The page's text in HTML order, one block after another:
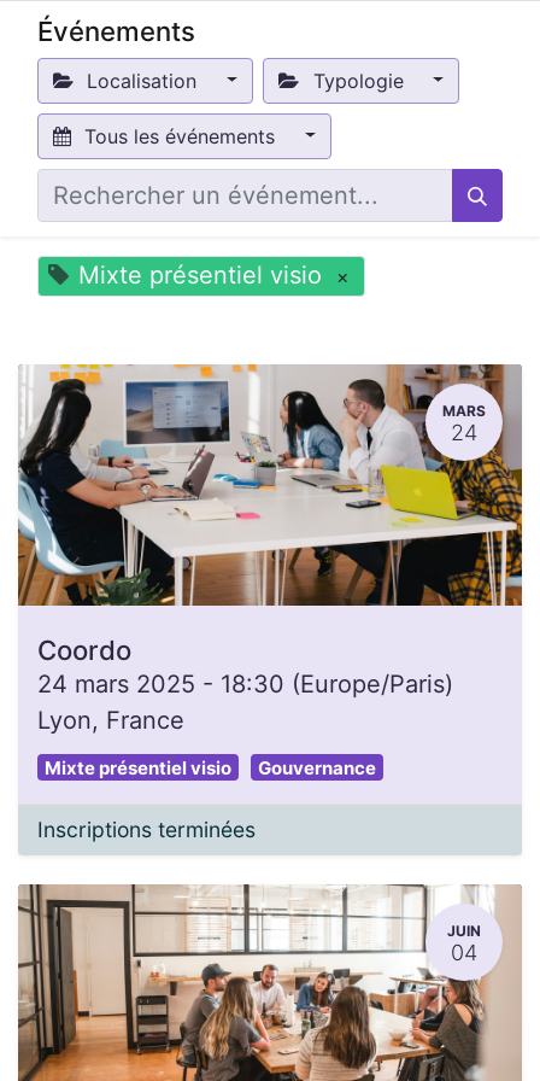
Événements
Localisation Typologie
Tous les événements
Mixte présentiel visio ×
MARS
24
Coordo
24 mars 2025 - 18:30 (Europe/Paris)
Lyon, France
Mixte présentiel visio Gouvernance
Inscriptions terminées
JUIN
04